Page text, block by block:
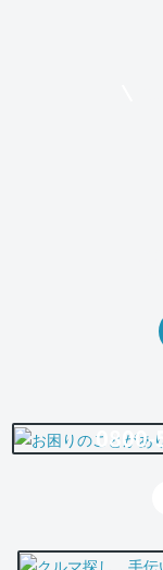
0800-